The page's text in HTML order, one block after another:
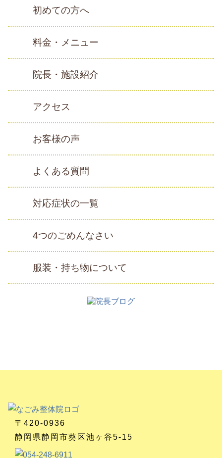
初めての方へ
料金・メニュー
院長・施設紹介
アクセス
お客様の声
よくある質問
対応症状の一覧
4つのごめんなさい
服装・持ち物について
〒420-0936
静岡県静岡市葵区池ヶ谷5-15